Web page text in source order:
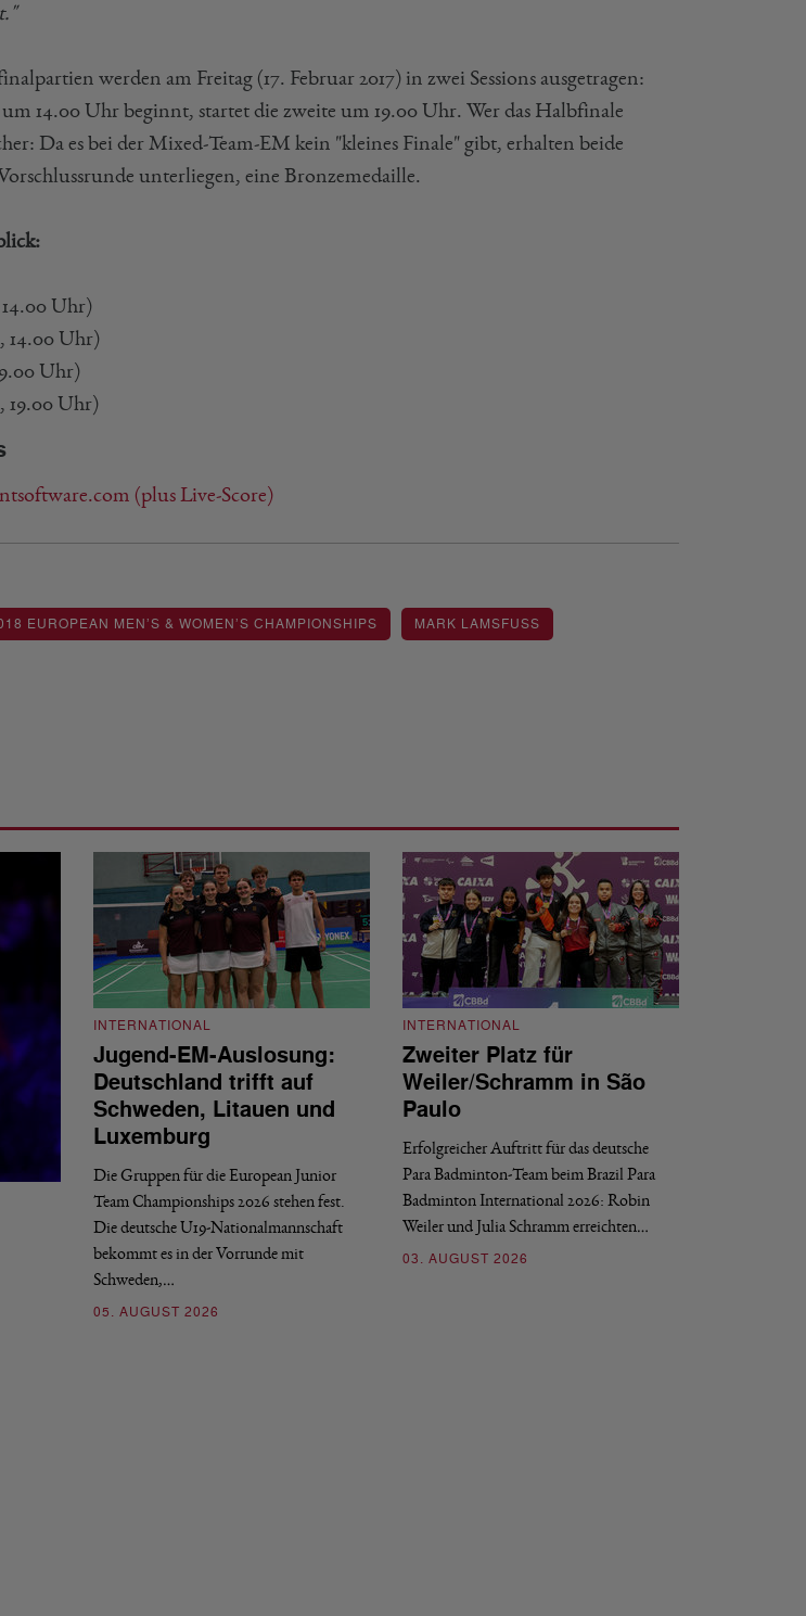
werden am Freitag (17. Februar 2017) in zwei Sessions ausgetragen:
um 14.00 Uhr beginnt, startet die zweite um 19.00 Uhr. Wer das Halbfinale
Da es bei der Mixed-Team-EM kein "kleines Finale" gibt, erhalten beide
unterliegen, eine Bronzemedaille.
Uhr)
14.00 Uhr)
Uhr)
19.00 Uhr)
(plus Live-Score)
EUROPEAN MEN’S & WOMEN’S CHAMPIONSHIPS MARK LAMSFUSS
INTERNATIONAL
Jugend-EM-Auslosung:
Deutschland trifft auf
Schweden, Litauen und
Luxemburg
Die Gruppen für die European Junior
Team Championships 2026 stehen fest.
Die deutsche U19-Nationalmannschaft
bekommt es in der Vorrunde mit
Schweden,…
05. AUGUST 2026
INTERNATIONAL
Zweiter Platz für
Weiler/Schramm in São
Paulo
Erfolgreicher Auftritt für das deutsche
Para Badminton-Team beim Brazil Para
Badminton International 2026: Robin
Weiler und Julia Schramm erreichten…
03. AUGUST 2026